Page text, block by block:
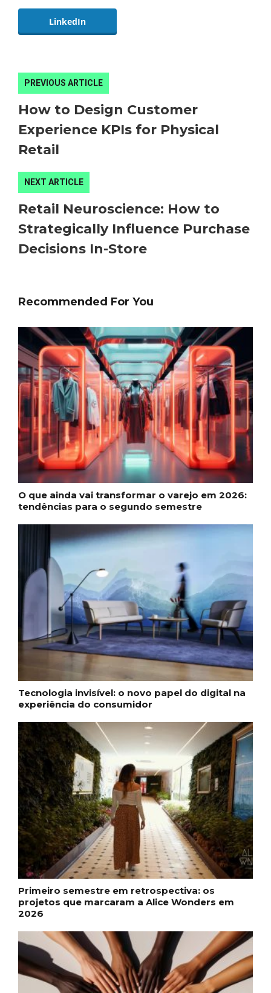
LinkedIn
PREVIOUS ARTICLE
How to Design Customer
Experience KPIs for Physical
Retail
NEXT ARTICLE
Retail Neuroscience: How to
Strategically Influence Purchase
Decisions In-Store
Recommended For You
O que ainda vai transformar o varejo em 2026:
tendências para o segundo semestre
Tecnologia invisível: o novo papel do digital na
experiência do consumidor
Primeiro semestre em retrospectiva: os
projetos que marcaram a Alice Wonders em
2026